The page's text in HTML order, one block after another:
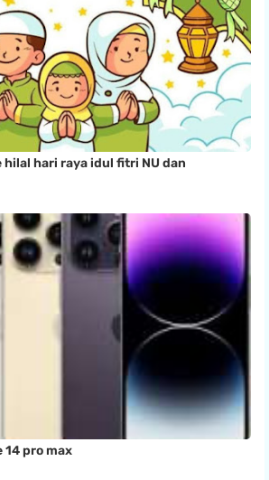
hilal hari raya idul fitri NU dan
14 pro max